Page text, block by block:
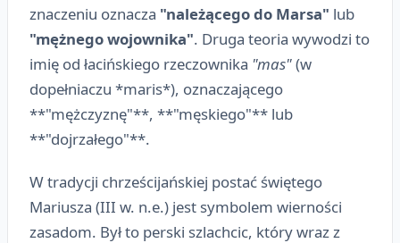
znaczeniu oznacza "należącego do Marsa" lub
"mężnego wojownika". Druga teoria wywodzi to
imię od łacińskiego rzeczownika "mas"(w
dopełniaczu *maris*), oznaczającego
**"mężczyznę"**, **"męskiego"** lub
**"dojrzałego"**.
W tradycji chrześcijańskiej postać świętego
Mariusza (III w. n.e.) jest symbolem wierności
zasadom. Był to perski szlachcic, który wraz z